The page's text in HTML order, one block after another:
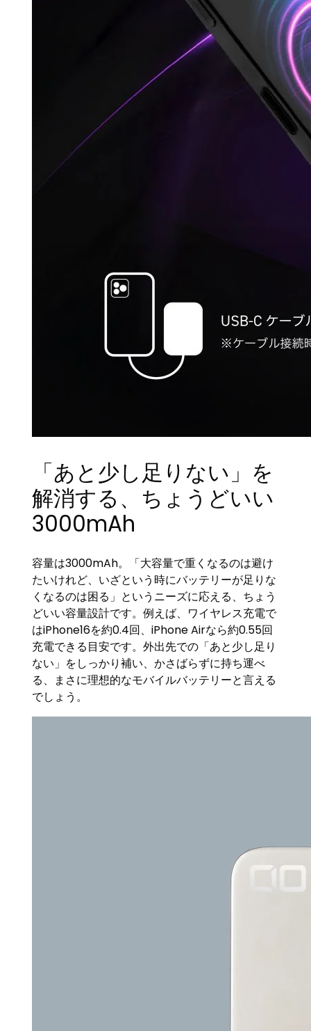
「あと少し足りない」を
解消する、ちょうどいい
3000mAh
容量は3000mAh。「大容量で重くなるのは避け
たいけれど、いざという時にバッテリーが足りな
くなるのは困る」というニーズに応える、ちょう
どいい容量設計です。例えば、ワイヤレス充電で
はiPhone16を約0.4回、iPhone Airなら約0.55回
充電できる目安です。外出先での「あと少し足り
ない」をしっかり補い、かさばらずに持ち運べ
る、まさに理想的なモバイルバッテリーと言える
でしょう。